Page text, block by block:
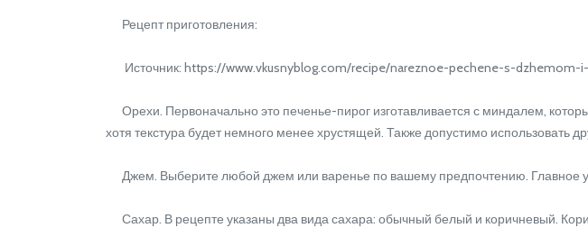
Рецепт приготовления:
Источник: https://www.vkusnyblog.com/recipe/nareznoe-pechene-s-dzhemom-
Орехи. Первоначально это печенье-пирог изготавливается с миндалем,
хотя текстура будет немного менее хрустящей. Также допустимо использовать
Джем. Выберите любой джем или варенье по вашему предпочтению. Главное
Сахар. В рецепте указаны два вида сахара: обычный белый и коричневый.